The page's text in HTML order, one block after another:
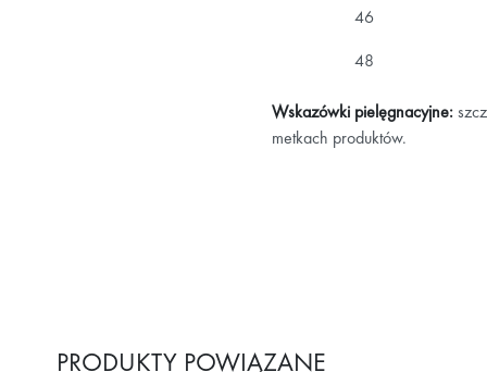
46
48
Wskazówki pielęgnacyjne:
metkach produktów.
PRODUKTY POWIĄZANE